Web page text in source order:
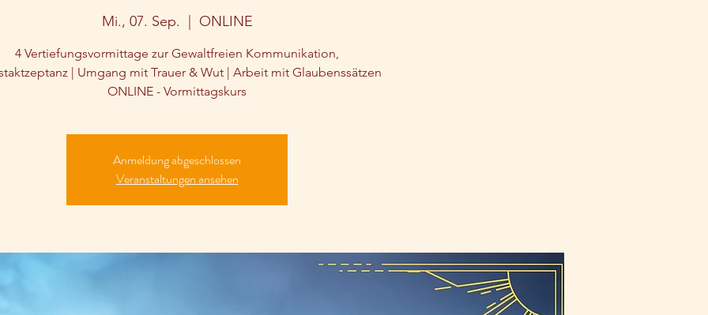
Mi., 07. Sep. ONLINE
4 Vertiefungsvormittage zur Gewaltfreien Kommunikation,
| Umgang mit Trauer & Wut | Arbeit mit Glaubenssätzen
Anmeldung abgeschlossen
Veranstaltungen ansehen